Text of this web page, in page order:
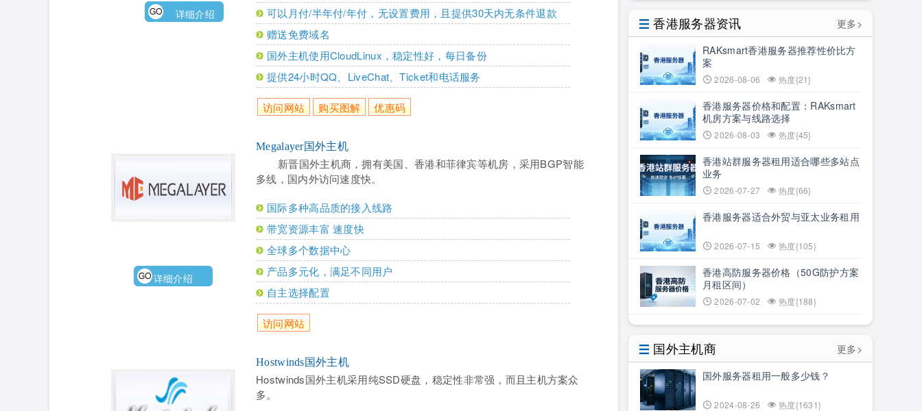
详细介绍
可以月付/半年付/年付，无设置费用，且提供30天内无条件退款
赠送免费域名
国外主机使用CloudLinux，稳定性好，每日备份
提供24小时QQ、LiveChat、Ticket和电话服务
访问网站 购买图解 优惠码
详细介绍
Megalayer国外主机
新晋国外主机商，拥有美国、香港和菲律宾等机房，采用BGP智能
多线，国内外访问速度快。
国际多种高品质的接入线路
带宽资源丰富 速度快
全球多个数据中心
产品多元化，满足不同用户
自主选择配置
访问网站
Hostwinds国外主机
Hostwinds国外主机采用纯SSD硬盘，稳定性非常强，而且主机方案众
多。
香港服务器资讯
更多>
RAKsmart香港服务器推荐性价比方
案
2026-08-06 热度{21}
香港服务器价格和配置：RAKsmart
机房方案与线路选择
2026-08-03 热度{45}
香港站群服务器租用适合哪些多站点
业务
2026-07-27 热度{66}
香港服务器适合外贸与亚太业务租用
2026-07-15 热度{105}
香港高防服务器价格（50G防护方案
月租区间）
2026-07-02 热度{188}
国外主机商
更多>
国外服务器租用一般多少钱？
2024-08-26 热度{1631}